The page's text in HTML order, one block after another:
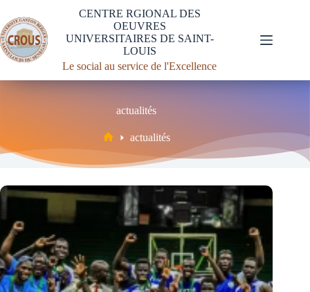
CENTRE RGIONAL DES
OEUVRES
UNIVERSITAIRES DE SAINT-
LOUIS
Le social au service de l'Excellence
actualités
actualités